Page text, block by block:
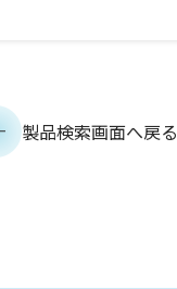
製品検索画面へ戻る